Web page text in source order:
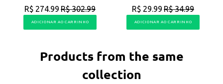
R$ 274.99 R$ 302.99
ADICIONAR AO CARRINHO
R$ 29.99 R$ 34.99
ADICIONAR AO CARRINHO
Products from the same
collection